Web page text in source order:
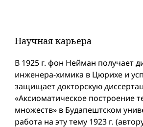
Научная карьера
В 1925 г. фон Нейман получает
инженера-химика в Цюрихе и
защищает докторскую
«Аксиоматическое построение
множеств» в Будапештском
работа на эту тему 1923 г.